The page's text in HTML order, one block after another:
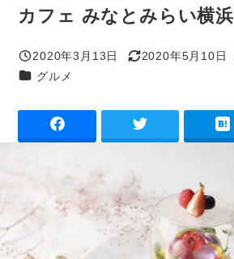
カフェ みなとみらい横浜
投稿日
2020年3月13日
更新日
2020年5月10日
カテゴリー
グルメ